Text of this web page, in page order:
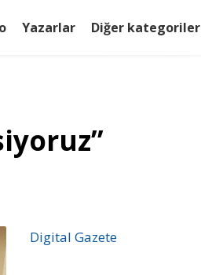
Yazarlar Diğer kategoriler
Digital Gazete